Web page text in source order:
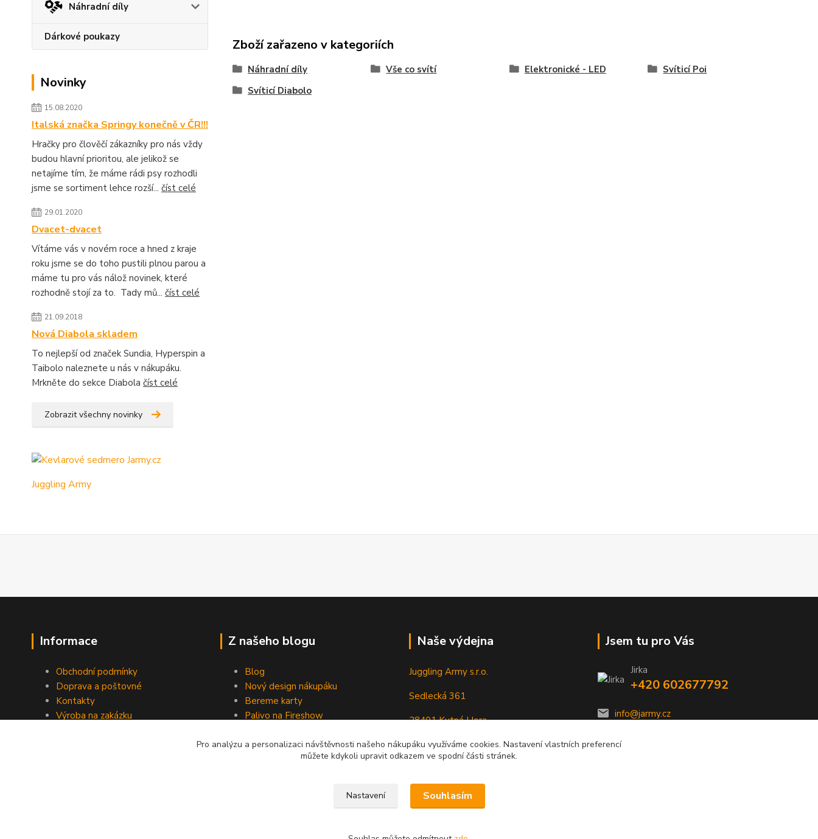
Náhradní díly
Dárkové poukazy
Novinky
15.08.2020
Italská značka Springy konečně v ČR!!!
Hračky pro člověčí zákazníky pro nás vždy
budou hlavní prioritou, ale jelikož se
netajíme tím, že máme rádi psy rozhodli
jsme se sortiment lehce rozší... číst celé
29.01.2020
Dvacet-dvacet
Vítáme vás v novém roce a hned z kraje
roku jsme se do toho pustili plnou parou a
máme tu pro vás nálož novinek, které
rozhodně stojí za to. Tady mů... číst celé
21.09.2018
Nová Diabola skladem
To nejlepší od značek Sundia, Hyperspin a
Taibolo naleznete u nás v nákupáku.
Mrkněte do sekce Diabola číst celé
Zobrazit všechny novinky
Juggling Army
Zboží zařazeno v kategoriích
Náhradní díly Vše co svítí Elektronické - LED
Svíticí Poi
Svíticí Diabolo
Informace
Obchodní podmínky
Doprava a poštovné
Kontakty
Výroba na zakázku
Z našeho blogu
Blog
Nový design nákupáku
Bereme karty
Palivo na Fireshow
Naše výdejna
Juggling Army s.r.o.
Sedlecká 361
28401 Kutná Hora
Jsem tu pro Vás
Jirka
+420 602677792
info@jarmy.cz
Pro analýzu a personalizaci návštěvnosti našeho nákupáku využíváme cookies. Nastavení vlastních preferencí
můžete kdykoli upravit odkazem ve spodní části stránek.
Nastavení Souhlasím